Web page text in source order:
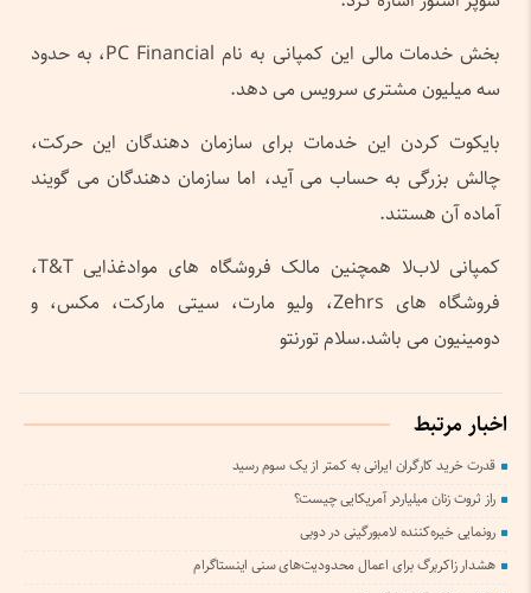
بخش خدمات مالی این کمپانی به نام PC Financial، به حدود
سه میلیون مشتری سرویس می دهد.
بایکوت کردن این خدمات برای سازمان دهندگان این حرکت،
چالش بزرگی به حساب می آید، اما سازمان دهندگان می گویند
آماده آن هستند.
کمپانی لاب‌لا همچنین مالک فروشگاه های موادغذایی T&T،
فروشگاه های Zehrs، ولیو مارت، سیتی مارکت، مکس، و
دومینیون می باشد.سلام تورنتو
اخبار مرتبط
قدرت خرید کارگران ایرانی به کمتر از یک سوم رسید
راز ثروت زنان میلیاردر آمریکایی چیست؟
رونمایی خیره‌کننده لامبورگینی در دوبی
هشدار زاکربرگ برای اعمال محدودیت‌های سنی اینستاگرام